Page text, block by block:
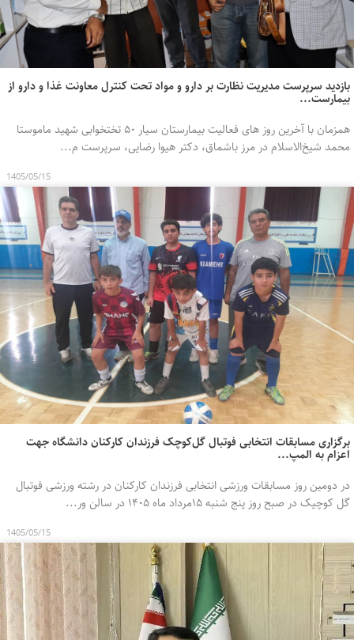
بازدید سرپرست مدیریت نظارت بر دارو و مواد تحت کنترل معاونت غذا و دارو از
بیمارست...
همزمان با آخرین روز های فعالیت بیمارستان سیار ۵۰ تختخوابی شهید ماموستا
محمد شیخ‌الاسلام در مرز باشماق، دکتر هیوا رضایی، سرپرست م...
1405/05/15
برگزاری مسابقات انتخابی فوتبال گل‌کوچک فرزندان کارکنان دانشگاه جهت
اعزام به المپ...
در دومین روز مسابقات ورزشی انتخابی فرزندان کارکنان در رشته ورزشی فوتبال
گل کوچیک در صبح روز پنج شنبه ۱۵مرداد ماه ۱۴۰۵ در سالن ور...
1405/05/15